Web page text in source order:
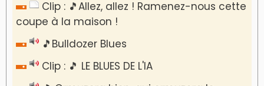
Clip : 🎵Allez, allez ! Ramenez-nous cette
coupe à la maison !
🎵Bulldozer Blues
Clip : 🎵 LE BLUES DE L'IA